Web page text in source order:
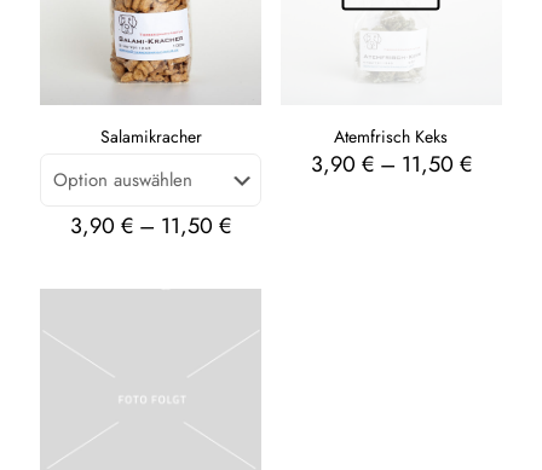
Salamikracher
3,90€ – 11,50€
Atemfrisch Keks
3,90 €– 11,50 €